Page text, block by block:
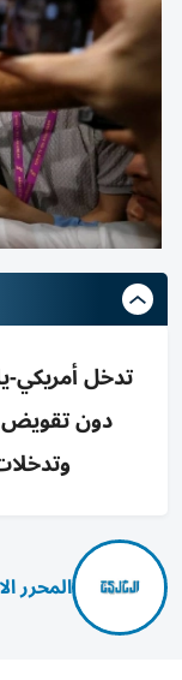
تدخل
دون تقويض
وتدخلات
المحرر